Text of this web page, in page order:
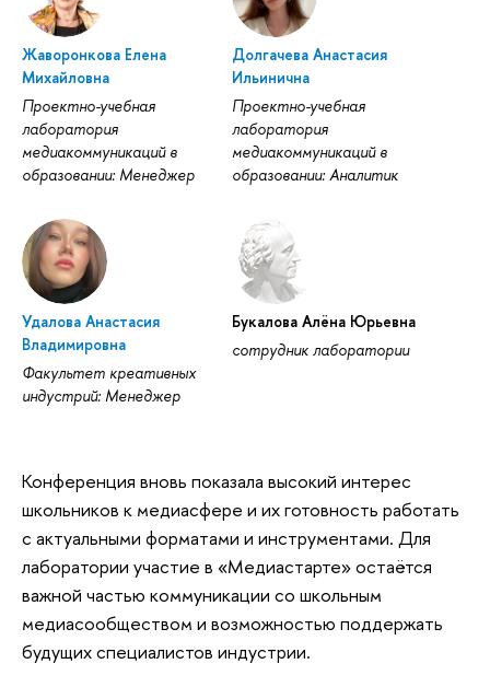
Жаворонкова Елена
Михайловна
Проектно-учебная
лаборатория
медиакоммуникаций в
образовании: Менеджер
Долгачева Анастасия
Ильинична
Проектно-учебная
лаборатория
медиакоммуникаций в
образовании: Аналитик
Удалова Анастасия
Владимировна
Факультет креативных
индустрий: Менеджер
Букалова Алёна Юрьевна
сотрудник лаборатории
Конференция вновь показала высокий интерес
школьников к медиасфере и их готовность работать
с актуальными форматами и инструментами. Для
лаборатории участие в «Медиастарте» остаётся
важной частью коммуникации со школьным
медиасообществом и возможностью поддержать
будущих специалистов индустрии.